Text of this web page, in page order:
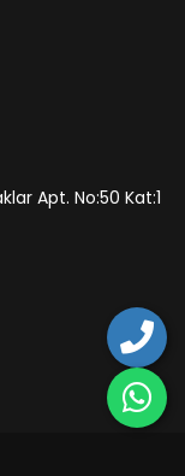
Apt. No:50 Kat:1